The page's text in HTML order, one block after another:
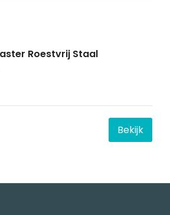
Roestvrij Staal
Bekijk